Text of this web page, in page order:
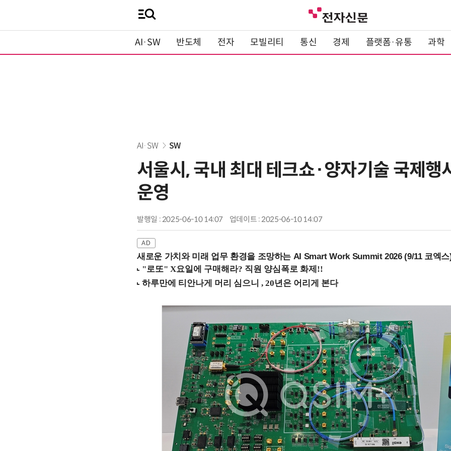
AI·SW 반도체 전자 모빌리티 통신 경제 플랫폼·유통 과학
AI·SW SW
서울시, 국내 최대 테크쇼·양자기술 국제
운영
발행일 : 2025-06-10 14:07 업데이트 : 2025-06-10 14:07
새로운 가치와 미래 업무 환경을 조망하는 AI Smart Work Summit 2026 (9/11 코엑